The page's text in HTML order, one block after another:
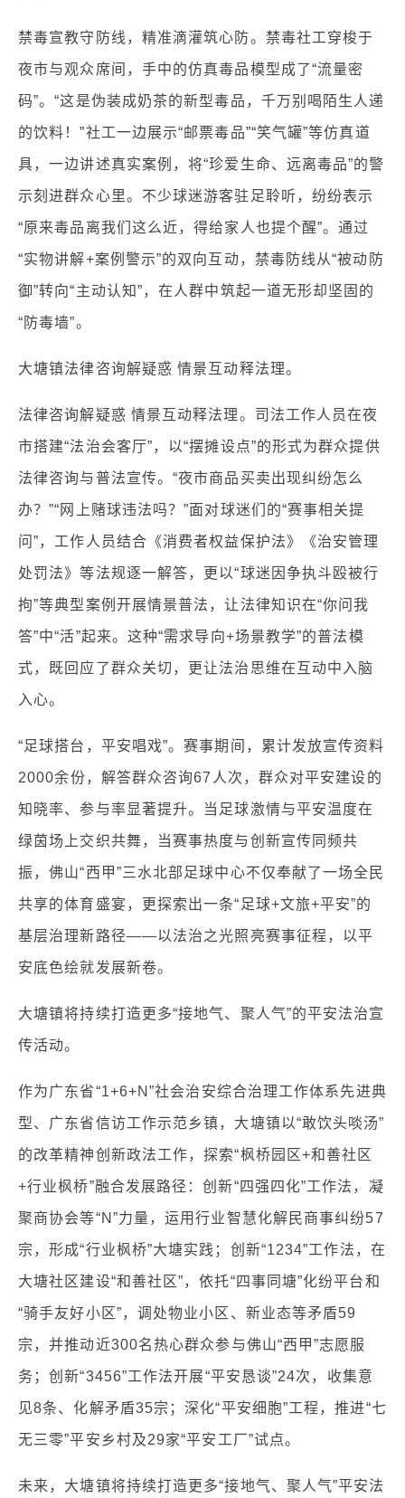
禁毒宣教守防线，精准滴灌筑心防。禁毒社工穿梭于
夜市与观众席间，手中的仿真毒品模型成了“流量密
码”。“这是伪装成奶茶的新型毒品，千万别喝陌生人递
的饮料！”社工一边展示“邮票毒品”“笑气罐”等仿真道
具，一边讲述真实案例，将“珍爱生命、远离毒品”的警
示刻进群众心里。不少球迷游客驻足聆听，纷纷表示
“原来毒品离我们这么近，得给家人也提个醒”。通过
“实物讲解+案例警示”的双向互动，禁毒防线从“被动防
御”转向“主动认知”，在人群中筑起一道无形却坚固的
“防毒墙”。
大塘镇法律咨询解疑惑 情景互动释法理。
法律咨询解疑惑 情景互动释法理。司法工作人员在夜
市搭建“法治会客厅”，以“摆摊设点”的形式为群众提供
法律咨询与普法宣传。“夜市商品买卖出现纠纷怎么
办？”“网上赌球违法吗？”面对球迷们的“赛事相关提
问”，工作人员结合《消费者权益保护法》《治安管理
处罚法》等法规逐一解答，更以“球迷因争执斗殴被行
拘”等典型案例开展情景普法，让法律知识在“你问我
答”中“活”起来。这种“需求导向+场景教学”的普法模
式，既回应了群众关切，更让法治思维在互动中入脑
入心。
“足球搭台，平安唱戏”。赛事期间，累计发放宣传资料
2000余份，解答群众咨询67人次，群众对平安建设的
知晓率、参与率显著提升。当足球激情与平安温度在
绿茵场上交织共舞，当赛事热度与创新宣传同频共
振，佛山“西甲”三水北部足球中心不仅奉献了一场全民
共享的体育盛宴，更探索出一条“足球+文旅+平安”的
基层治理新路径——以法治之光照亮赛事征程，以平
安底色绘就发展新卷。
大塘镇将持续打造更多“接地气、聚人气”的平安法治宣
传活动。
作为广东省“1+6+N”社会治安综合治理工作体系先进典
型、广东省信访工作示范乡镇，大塘镇以“敢饮头啖汤”
的改革精神创新政法工作，探索“枫桥园区+和善社区
+行业枫桥”融合发展路径：创新“四强四化”工作法，凝
聚商协会等“N”力量，运用行业智慧化解民商事纠纷57
宗，形成“行业枫桥”大塘实践；创新“1234”工作法，在
大塘社区建设“和善社区”，依托“四事同塘”化纷平台和
“骑手友好小区”，调处物业小区、新业态等矛盾59
宗，并推动近300名热心群众参与佛山“西甲”志愿服
务；创新“3456”工作法开展“平安恳谈”24次，收集意
见8条、化解矛盾35宗；深化“平安细胞”工程，推进“七
无三零”平安乡村及29家“平安工厂”试点。
未来，大塘镇将持续打造更多“接地气、聚人气”平安法